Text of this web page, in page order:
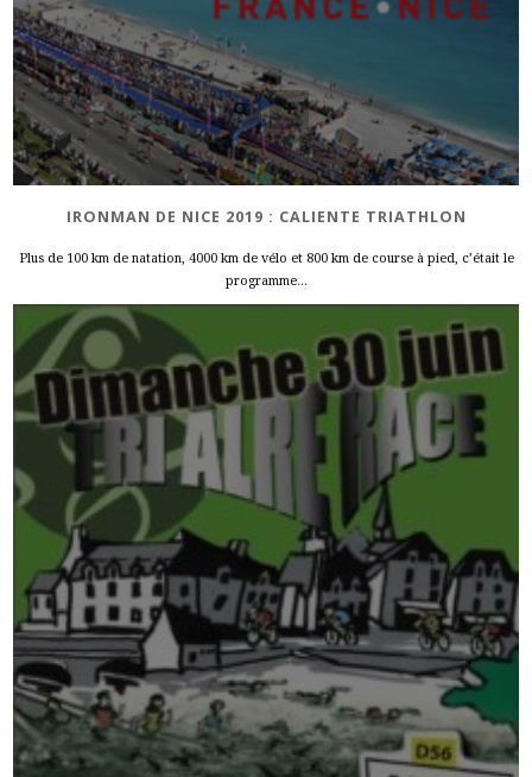
IRONMAN DE NICE 2019 : CALIENTE TRIATHLON
Plus de 100 km de natation, 4000 km de vélo et 800 km de course à pied, c’était le
programme...